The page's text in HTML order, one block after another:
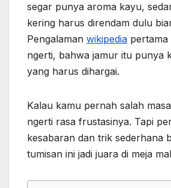
segar punya aroma kayu,
kering harus direndam dulu
Pengalaman wikipedia pertama
ngerti, bahwa jamur itu punya
yang harus dihargai.
Kalau kamu pernah salah
ngerti rasa frustasinya. Tapi
kesabaran dan trik sederhana
tumisan ini jadi juara di meja